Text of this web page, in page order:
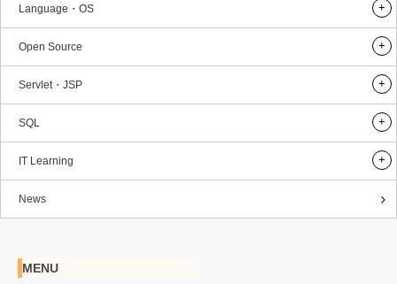
Language・OS
Open Source
Servlet・JSP
SQL
IT Learning
News
MENU